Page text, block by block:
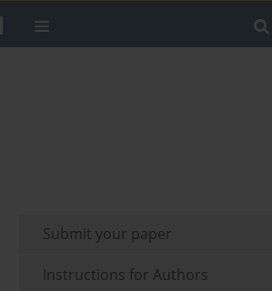
Submit your paper
Instructions for Authors